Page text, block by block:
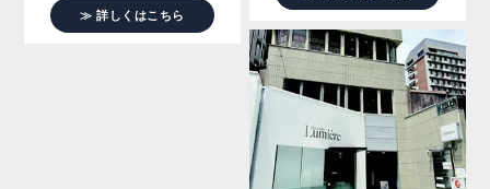
≫ 詳しくはこちら